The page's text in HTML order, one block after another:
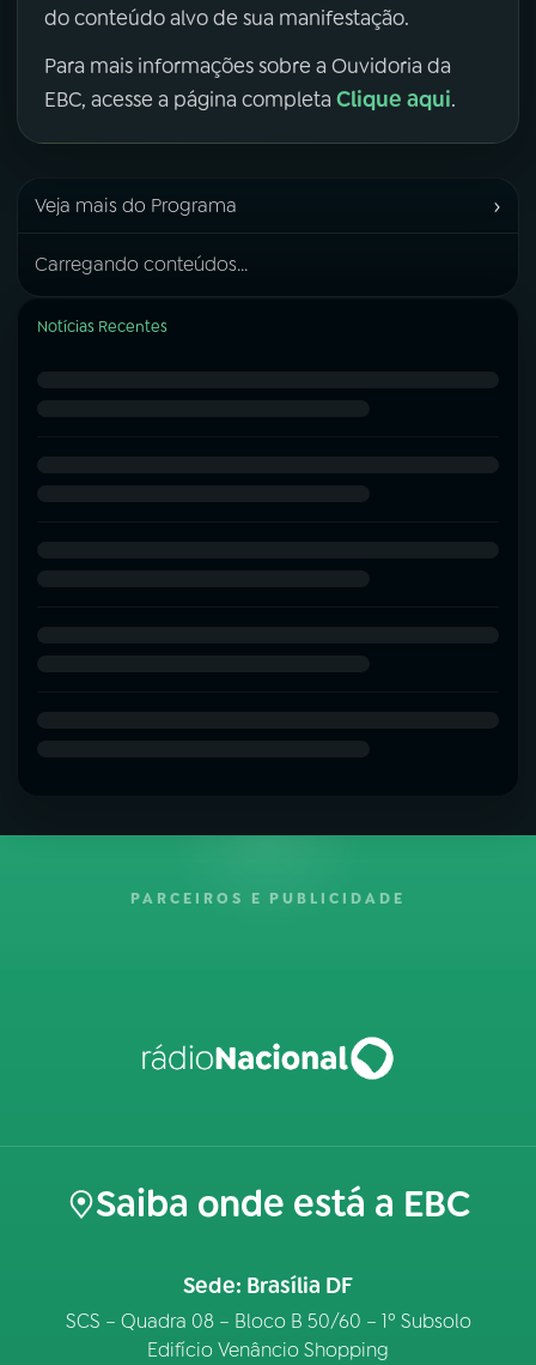
do conteúdo alvo de sua manifestação.
Para mais informações sobre a Ouvidoria da
EBC, acesse a página completa Clique aqui.
Veja mais do Programa ›
Carregando conteúdos...
Notícias Recentes
PARCEIROS E PUBLICIDADE
Saiba onde está a EBC
Sede: Brasília DF
SCS – Quadra 08 – Bloco B 50/60 – 1º Subsolo
Edifício Venâncio Shopping